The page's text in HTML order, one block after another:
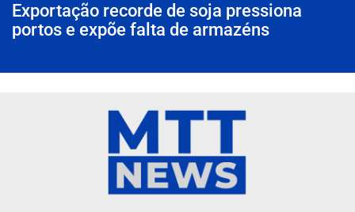
Exportação recorde de soja pressiona
portos e expõe falta de armazéns